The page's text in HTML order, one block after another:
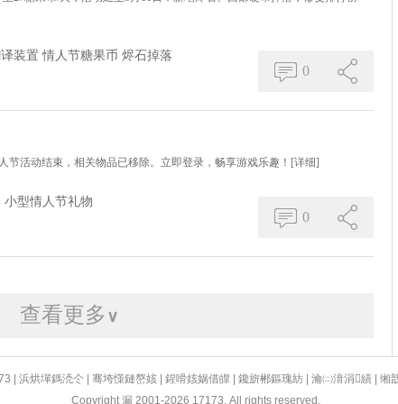
装置 情人节糖果币 烬石掉落
0
节活动结束，相关物品已移除。立即登录，畅享游戏乐趣！ [详细]
小型情人节礼物
0
查看更多 ∨
浜烘墠鎷涜仒 骞垮憡鏈嶅姟 鍟嗗姟娲借皥 鑱旂郴鏂瑰紡 瀹㈡湇涓績
缃
Copyright 漏 2001-2026 17173. All rights reserved.